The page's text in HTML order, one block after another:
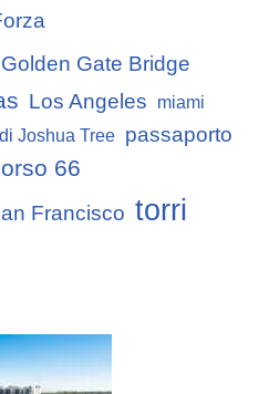
Golden Gate Bridge
Los Angeles miami
Joshua Tree passaporto
66
Francisco torri